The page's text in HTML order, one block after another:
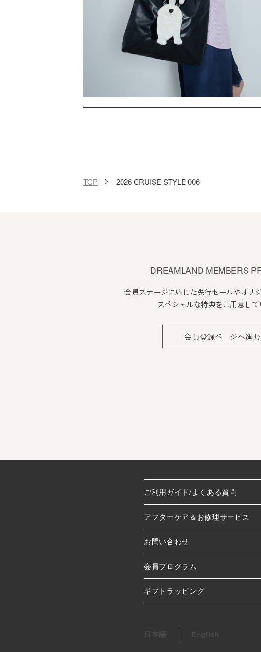
TOP 2026 CRUISE STYLE 006
DREAMLAND MEMBERS
会員ステージに応じた先行セールやオリ
スペシャルな特典をご用意して
会員登録ページへ進む
ご利用ガイド/よくある質問
アフターケア＆お修理サービス
お問い合わせ
会員プログラム
ギフトラッピング
日本語 English